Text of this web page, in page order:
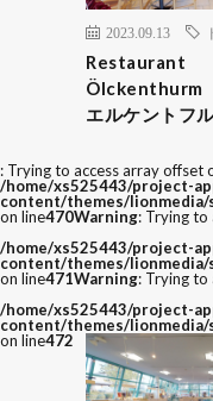
2023.09.13
Restaurant
Ölckenthurm
エルケントフル
: Trying to access array offset
/home/xs525443/project-
content/themes/lionmedia/
on line470Warning: Trying to
/home/xs525443/project-
content/themes/lionmedia/
on line471Warning: Trying to
/home/xs525443/project-
content/themes/lionmedia/
on line472